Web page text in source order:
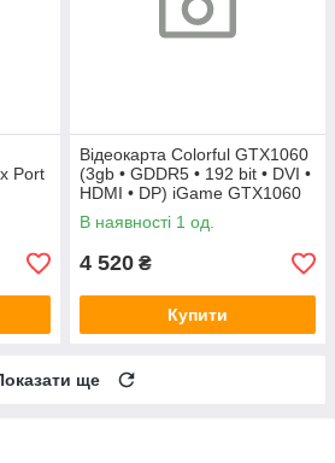
Port
Відеокарта Colorful GTX1060
(3gb • GDDR5 • 192 bit • DVI •
HDMI • DP) iGame GTX1060
Vulcan U 3G БУ
В наявності 1 од.
4 520 ₴
Купити
ще